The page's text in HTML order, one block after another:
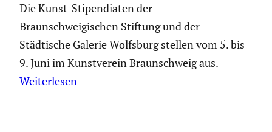
Die Kunst-Stipendiaten der
Braunschweigischen Stiftung und der
Städtische Galerie Wolfsburg stellen vom 5. bis
9. Juni im Kunstverein Braunschweig aus.
Weiterlesen